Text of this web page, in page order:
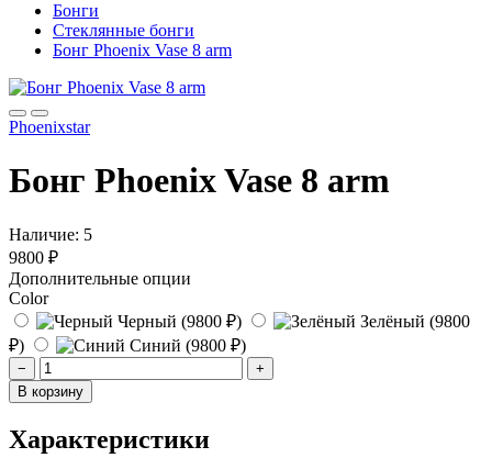
Бонги
Стеклянные бонги
Бонг Phoenix Vase 8 arm
Phoenixstar
Бонг Phoenix Vase 8 arm
Наличие: 5
9800 ₽
Дополнительные опции
Color
Черный (9800 ₽)
Зелёный (9800
₽)
Синий (9800 ₽)
−
+
В корзину
Характеристики